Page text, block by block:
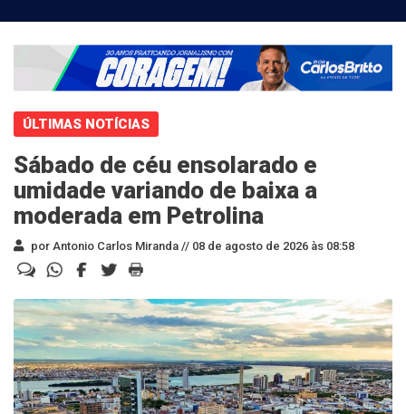
ÚLTIMAS NOTÍCIAS
Sábado de céu ensolarado e
umidade variando de baixa a
moderada em Petrolina
por Antonio Carlos Miranda // 08 de agosto de 2026 às 08:58